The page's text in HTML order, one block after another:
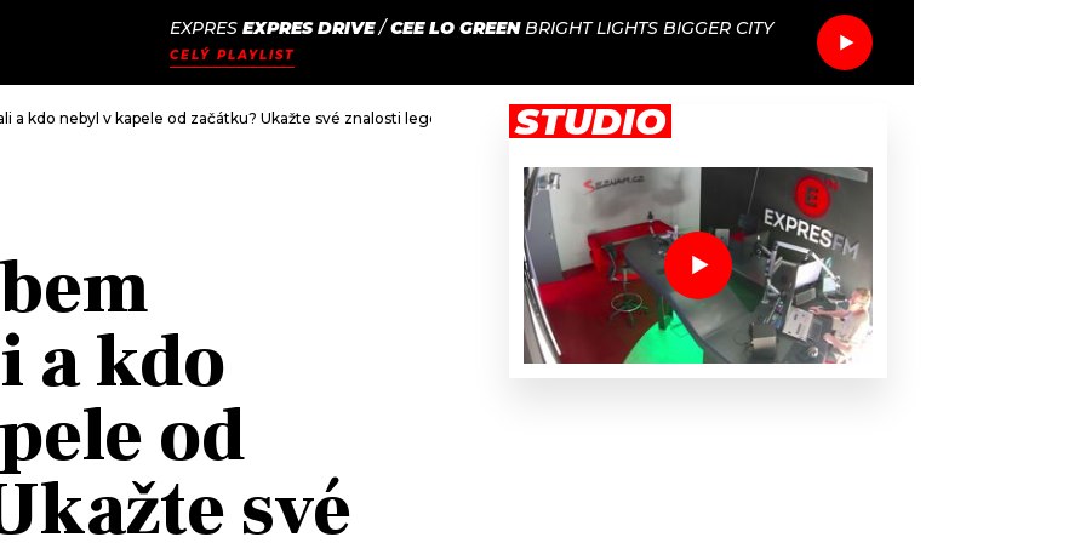
NALADIT
SEZNAM.CZ
EXPRES EXPRES DRIVE/CEE LO GREEN BRIGHT LIGHTS BIGGER CITY
CELÝ PLAYLIST
a kdo nebyl v kapele od začátku? Ukažte své znalosti legendárních Pink Floyd
a kdo
od
své
STUDIO